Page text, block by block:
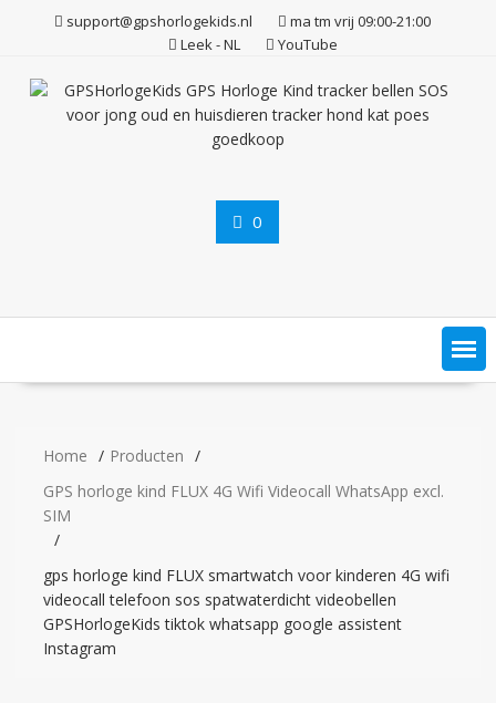
inhoud
support@gpshorlogekids.nl
ma tm vrij 09:00-21:00
Leek - NL
YouTube
0
Home
Producten
GPS horloge kind FLUX 4G Wifi Videocall WhatsApp excl.
SIM
gps horloge kind FLUX smartwatch voor kinderen 4G wifi
videocall telefoon sos spatwaterdicht videobellen
GPSHorlogeKids tiktok whatsapp google assistent
Instagram